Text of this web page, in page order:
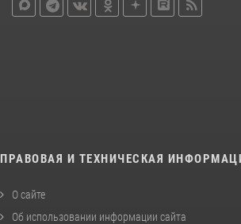
ПРАВОВАЯ И ТЕХНИЧЕСКАЯ
О сайте
Об использовании информации сайта